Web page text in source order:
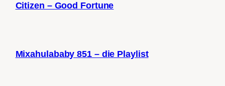
Citizen – Good Fortune
Mixahulababy 851 – die Playlist